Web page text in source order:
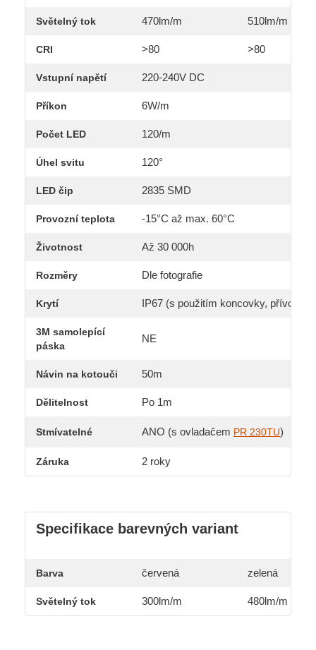
Světelný tok 470lm/m 510lm/m
CRI >80 >80
Vstupní napětí 220-240V DC
Příkon 6W/m
Počet LED 120/m
Úhel svitu 120°
LED čip 2835 SMD
Provozní teplota -15°C až max. 60°C
Životnost Až 30 000h
Rozměry Dle fotografie
Krytí IP67 (s použitím koncovky,
3M samolepící
páska
NE
Návin na kotouči 50m
Dělitelnost Po 1m
Stmívatelné ANO (s ovladačem PR 230TU)
Záruka 2 roky
Specifikace barevných variant
Barva červená zelená
Světelný tok 300lm/m 480lm/m